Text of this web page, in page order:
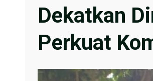
Dekatkan
Perkuat